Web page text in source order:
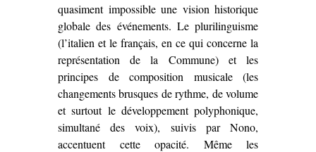
quasiment impossible une vision historique
globale des événements. Le plurilinguisme
(l’italien et le français, en ce qui concerne la
représentation de la Commune) et les
principes de composition musicale (les
changements brusques de rythme, de volume
et surtout le développement polyphonique,
simultané des voix), suivis par Nono,
accentuent cette opacité. Même les